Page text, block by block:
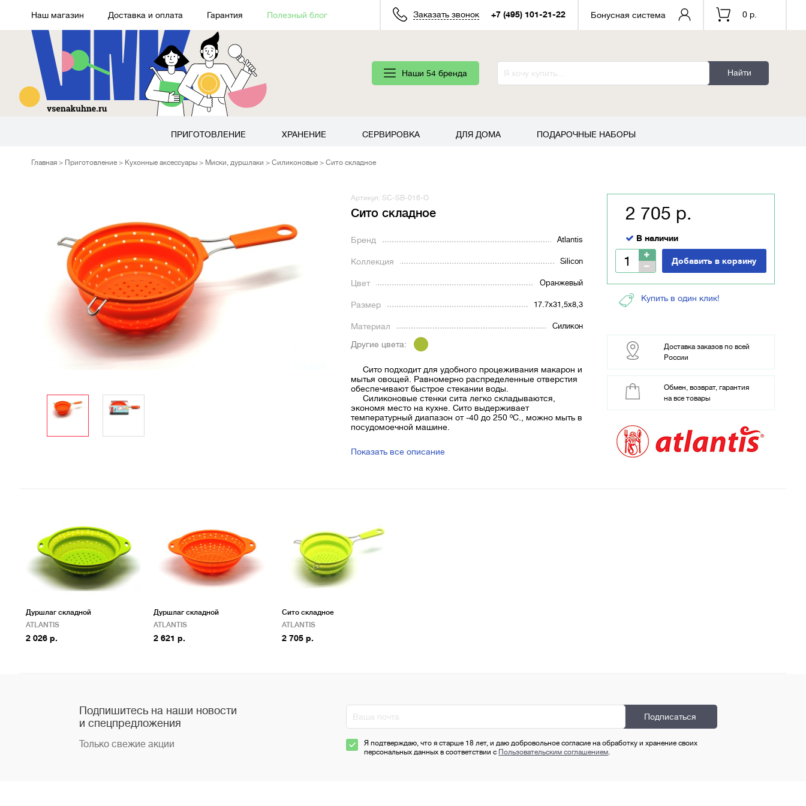
Наш магазин Доставка и оплата Гарантия Полезный блог Заказать звонок +7 (495) 101-21-22 Бонусная система 0 р.
Наши 54 бренда Найти
ПРИГОТОВЛЕНИЕ ХРАНЕНИЕ СЕРВИРОВКА ДЛЯ ДОМА ПОДАРОЧНЫЕ НАБОРЫ
Главная Приготовление Кухонные аксессуары Миски, дуршлаки Силиконовые Сито складное
Артикул: SC-SB-016-O
Сито складное
Бренд Atlantis
Коллекция Silicon
Цвет Оранжевый
Размер 17.7х31,5х8,3
Материал Силикон
Другие цвета:
Сито подходит для удобного процеживания макарон и
мытья овощей. Равномерно распределенные отверстия
обеспечивают быстрое стекании воды.
Силиконовые стенки сита легко складываются,
экономя место на кухне. Сито выдерживает
температурный диапазон от -40 до 250 ºС., можно мыть в
посудомоечной машине.
Показать все описание
2 705 р.
В наличии
Добавить в корзину
Купить в один клик!
Доставка заказов по всей
России
Обмен, возврат, гарантия
на все товары
Дуршлаг складной
ATLANTIS
2 026 р.
Дуршлаг складной
ATLANTIS
2 621 р.
Сито складное
ATLANTIS
2 705 р.
Подпишитесь на наши новости
и спецпредложения
Только свежие акции
Я подтверждаю, что я старше 18 лет, и даю добровольное согласие на обработку и хранение своих
персональных данных в соответствии с Пользовательским соглашением.